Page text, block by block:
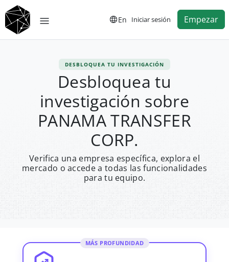
En Iniciar sesión Empezar
DESBLOQUEA TU INVESTIGACIÓN
Desbloquea tu
investigación sobre
PANAMA TRANSFER
CORP.
Verifica una empresa específica, explora el
mercado o accede a todas las funcionalidades
para tu equipo.
MÁS PROFUNDIDAD